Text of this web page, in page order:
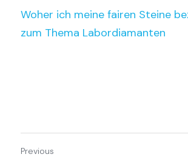
Woher ich meine fairen Steine
zum Thema Labordiamanten
Previous